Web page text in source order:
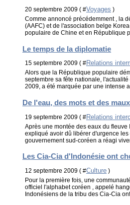
20 septembre 2009 ( #Voyages )
Comme annoncé précédemment , la
(AAFC) et de l'association belge
populaire de Chine et en République
Le temps de la diplomatie
15 septembre 2009 ( #Relations
Alors que la République populaire
septembre sa fête nationale,
2009, a été marquée par une intense
De l'eau, des mots et des maux
19 septembre 2009 ( #Relations
Après une montée des eaux du
expliqué avoir dû libérer d'urgence
gouvernement sud-coréen a réagi
Les Cia-Cia d'Indonésie ont
12 septembre 2009 ( #Culture )
Pour la première fois, une
officiel l'alphabet coréen , appelé
Indonésiens de la tribu des Cia-Cia